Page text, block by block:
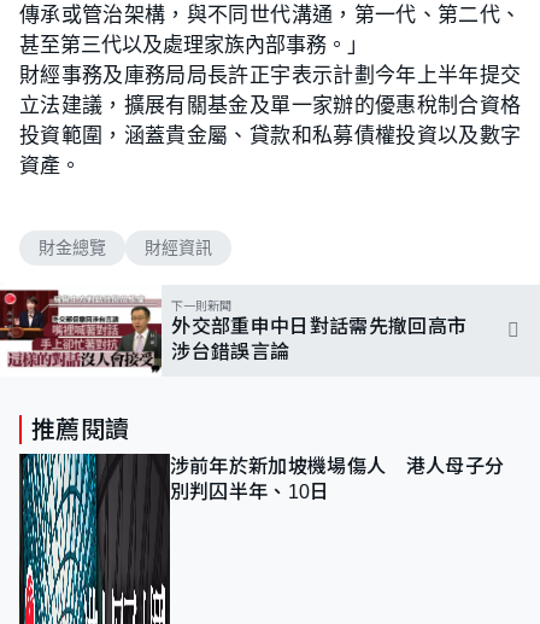
傳承或管治架構，與不同世代溝通，第一代、第二代、
甚至第三代以及處理家族內部事務。」
財經事務及庫務局局長許正宇表示計劃今年上半年提交
立法建議，擴展有關基金及單一家辦的優惠稅制合資格
投資範圍，涵蓋貴金屬、貸款和私募債權投資以及數字
資產。
財金總覽 財經資訊
下一則新聞
外交部重申中日對話需先撤回高市
涉台錯誤言論
推薦閱讀
涉前年於新加坡機場傷人 港人母子分
別判囚半年、10日